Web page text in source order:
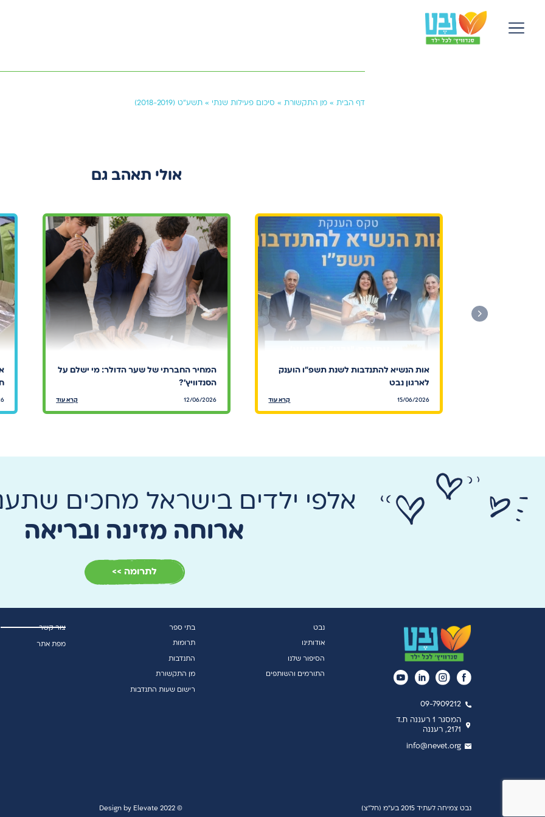
דף הבית» מן התקשורת» סיכום פעילות שנתי » תשע”ט (2018-2019)
אולי תאהב גם
אות הנשיא להתנדבות לשנת תשפ"ו הוענק
לארגון נבט
15/06/2026 קרא עוד
המחיר החברתי של שער הדולר: מי ישלם על
הסנדוויץ׳?
12/06/2026 קרא עוד
אלפי ילדים בישראל מחכים
ארוחה מזינה ובריאה
לתרומה >>
09-7909212
המסגר 1 רעננה ת.ד
2171, רעננה
info@nevet.org
נבט
אודותינו
הסיפור שלנו
התורמים והשותפים
בתי ספר
תרומות
התנדבות
מן התקשורת
רישום שעות התנדבות
צור קשר
מפת אתר
נבט צמיחה לעתיד 2015 בע"מ (חל"צ) © 2022 Design by Elevate